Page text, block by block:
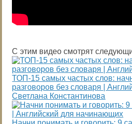
С этим видео смотрят
ТОП-15 самых частых слов:
разговоров без словаря |
Светлана Константинова